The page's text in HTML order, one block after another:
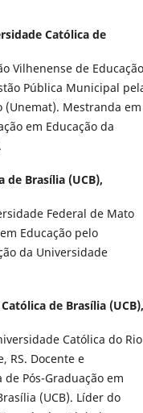
Católica de
Vilhenense de Educação
Pública Municipal
(Unemat). Mestranda em
em Educação da
de Brasília (UCB),
Federal de Mato
Educação pelo
da Universidade
de Brasília (UCB),
Católica do Rio
RS. Docente e
Pós-Graduação em
(UCB). Líder do